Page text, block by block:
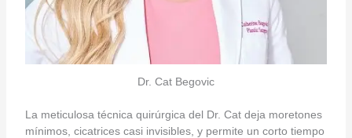
Dr. Cat Begovic
La meticulosa técnica quirúrgica del Dr. Cat deja moretones
mínimos, cicatrices casi invisibles, y permite un corto tiempo